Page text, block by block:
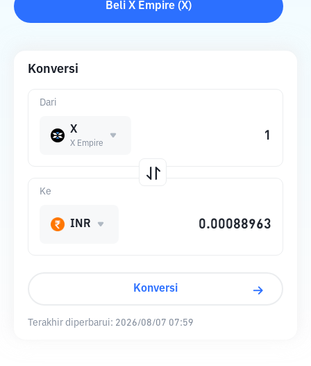
Beli X Empire (X)
Konversi
Dari
X
X Empire
Ke
INR
Konversi
Terakhir diperbarui: 2026/08/07 07:59